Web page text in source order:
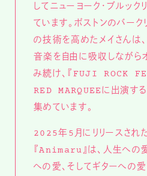
してニューヨーク・ブルッ
ています。ボストンのバー
の技術を高めたメイさんは
音楽を自由に吸収しながら
み続け、『FUJI ROCK
RED MARQUEEに出演する
集めています。
2025年5月にリリースされ
『Animaru』は、人生への
への愛、そしてギターへの